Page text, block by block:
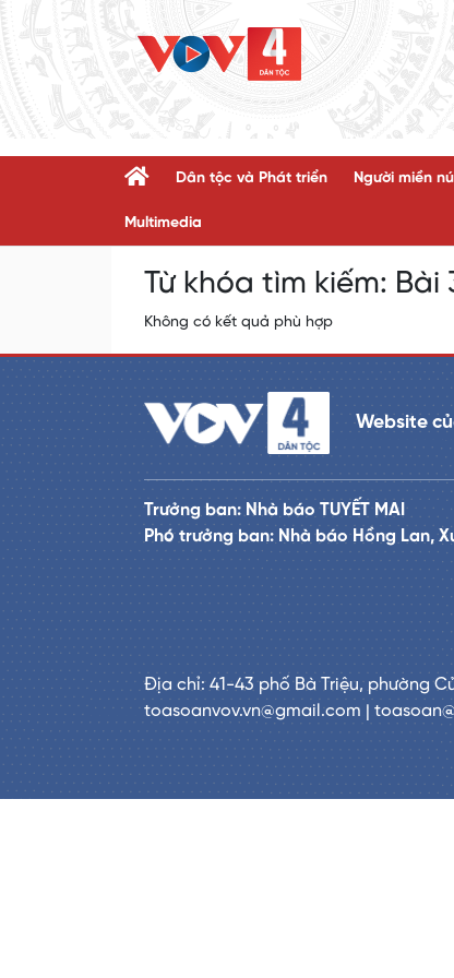
Dân tộc và Phát triển Người miền
Multimedia
Từ khóa tìm kiếm: Bài
Không có kết quả phù hợp
Website
Trưởng ban: Nhà báo TUYẾT MAI
Phó trưởng ban: Nhà báo Hồng Lan,
Địa chỉ: 41-43 phố Bà Triệu, phường
toasoanvov.vn@gmail.com |